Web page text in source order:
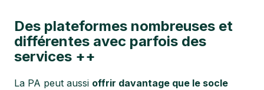
Des plateformes nombreuses et
différentes avec parfois des
services ++
La PA peut aussi offrir davantage que le socle